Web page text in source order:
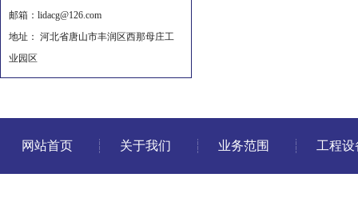
邮箱：lidacg@126.com
地址： 河北省唐山市丰润区西那母庄工
业园区
网站首页 关于我们 业务范围 工程设